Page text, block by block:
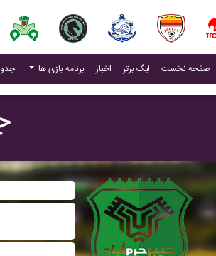
صفحه نخست لیگ برتر اخبار(current) برنامه بازی ها